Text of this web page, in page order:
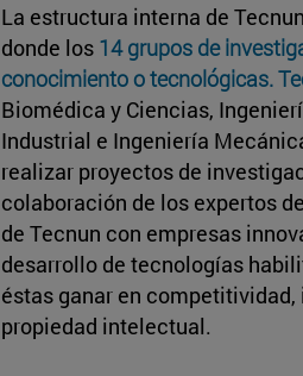
La estructura interna de
donde los 14 grupos de
conocimiento o tecnológicas.
Biomédica y Ciencias,
Industrial e Ingeniería
realizar proyectos de
colaboración de los expertos
de Tecnun con empresas
desarrollo de tecnologías
éstas ganar en
propiedad intelectual.